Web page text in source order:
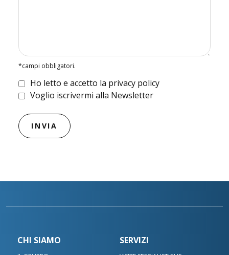
*campi obbligatori.
Ho letto e accetto la privacy policy
Voglio iscrivermi alla Newsletter
CHI SIAMO SERVIZI